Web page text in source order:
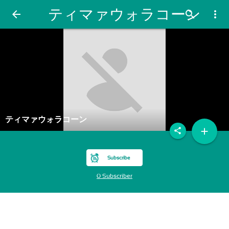
arrow_back ティマァウォラコーン
search more_vert
ティマァウォラコーン
Subscribe
0 Subscriber
add
share